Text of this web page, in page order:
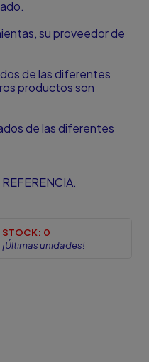
su proveedor de
de las diferentes
productos son
de las diferentes
STOCK: 0
¡Últimas unidades!